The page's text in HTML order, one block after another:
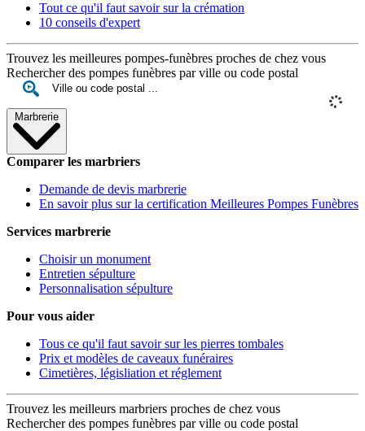
Tout ce qu'il faut savoir sur la crémation
10 conseils d'expert
Trouvez les meilleures pompes-funèbres proches de chez vous
Rechercher des pompes funèbres par ville ou code postal
Marbrerie
Comparer les marbriers
Demande de devis marbrerie
En savoir plus sur la certification Meilleures Pompes Funèbres
Services marbrerie
Choisir un monument
Entretien sépulture
Personnalisation sépulture
Pour vous aider
Tous ce qu'il faut savoir sur les pierres tombales
Prix et modèles de caveaux funéraires
Cimetières, législiation et réglement
Trouvez les meilleurs marbriers proches de chez vous
Rechercher des pompes funèbres par ville ou code postal